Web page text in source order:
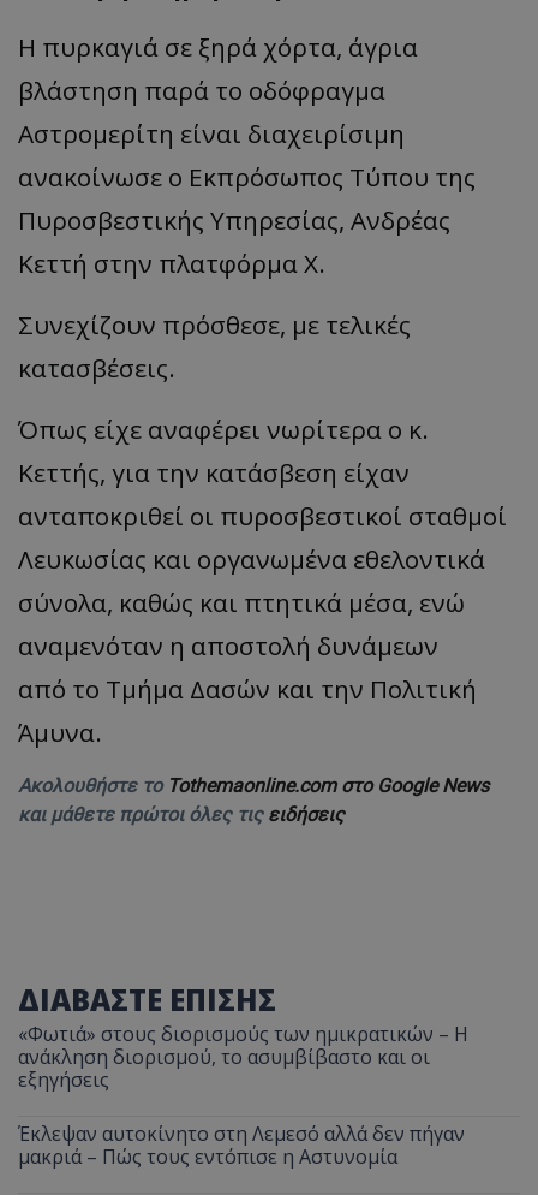
Η πυρκαγιά σε ξηρά χόρτα, άγρια
βλάστηση παρά το οδόφραγμα
Αστρομερίτη είναι διαχειρίσιμη
ανακοίνωσε ο Εκπρόσωπος Τύπου της
Πυροσβεστικής Υπηρεσίας, Ανδρέας
Κεττή στην πλατφόρμα Χ.
Συνεχίζουν πρόσθεσε, με τελικές
κατασβέσεις.
Όπως είχε αναφέρει νωρίτερα ο κ.
Κεττής, για την κατάσβεση είχαν
ανταποκριθεί οι πυροσβεστικοί σταθμοί
Λευκωσίας και οργανωμένα εθελοντικά
σύνολα, καθώς και πτητικά μέσα, ενώ
αναμενόταν η αποστολή δυνάμεων
από το Τμήμα Δασών και την Πολιτική
Άμυνα.
Ακολουθήστε το Tothemaonline.com στο Google News
και μάθετε πρώτοι όλες τις ειδήσεις
ΔΙΑΒΑΣΤΕ ΕΠΙΣΗΣ
«Φωτιά» στους διορισμούς των ημικρατικών – Η
ανάκληση διορισμού, το ασυμβίβαστο και οι
εξηγήσεις
Έκλεψαν αυτοκίνητο στη Λεμεσό αλλά δεν πήγαν
μακριά – Πώς τους εντόπισε η Αστυνομία